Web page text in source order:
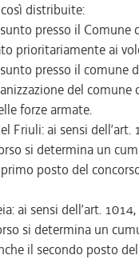
distribuite:
presso il
prioritariamente ai
presso il comune
del
forze armate.
Friuli: ai sensi
si determina un
posto del
ai sensi dell’art.
si determina un
il secondo posto